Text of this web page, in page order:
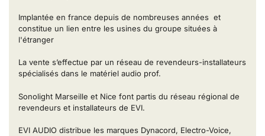
Implantée en france depuis de nombreuses années et
constitue un lien entre les usines du groupe situées à
l'étranger
La vente s’effectue par un réseau de revendeurs-installateurs
spécialisés dans le matériel audio prof.
Sonolight Marseille et Nice font partis du réseau régional de
revendeurs et installateurs de EVI.
EVI AUDIO distribue les marques Dynacord, Electro-Voice,